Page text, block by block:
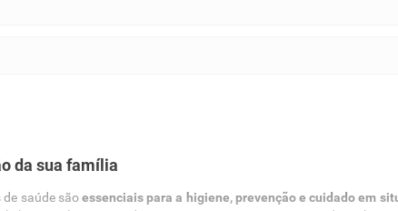
da sua família
saúde sãoessenciais para a higiene, prevenção e cuidado em